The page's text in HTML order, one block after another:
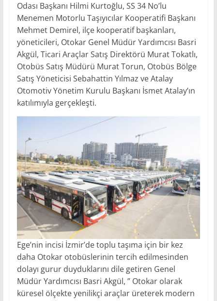
Odası Başkanı Hilmi Kurtoğlu, SS 34 No’lu
Menemen Motorlu Taşıyıcılar Kooperatifi Başkanı
Mehmet Demirel, ilçe kooperatif başkanları,
yöneticileri, Otokar Genel Müdür Yardımcısı Basri
Akgül, Ticari Araçlar Satış Direktörü Murat Tokatlı,
Otobüs Satış Müdürü Murat Torun, Otobüs Bölge
Satış Yöneticisi Sebahattin Yılmaz ve Atalay
Otomotiv Yönetim Kurulu Başkanı İsmet Atalay’ın
katılımıyla gerçekleşti.
Ege’nin incisi İzmir’de toplu taşıma için bir kez
daha Otokar otobüslerinin tercih edilmesinden
dolayı gurur duyduklarını dile getiren Genel
Müdür Yardımcısı Basri Akgül, ” Otokar olarak
küresel ölçekte yenilikçi araçlar üreterek modern